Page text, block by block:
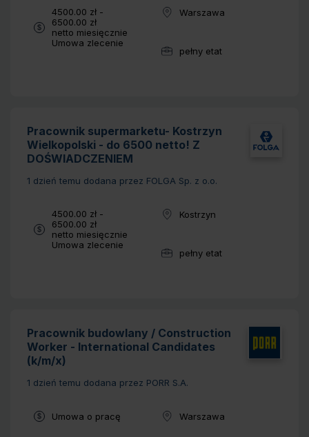
Wynagrodzenie:
4500.00 zł -
6500.00 zł
netto miesięcznie
Typ umowy:
Umowa zlecenie
Lokalizacja:
Warszawa
Wymiar pracy:
pełny etat
Pracownik supermarketu- Kostrzyn
Wielkopolski - do 6500 netto! Z
DOŚWIADCZENIEM
1 dzień temu dodana przez FOLGA Sp. z o.o.
Wynagrodzenie:
4500.00 zł -
6500.00 zł
netto miesięcznie
Typ umowy:
Umowa zlecenie
Lokalizacja:
Kostrzyn
Wymiar pracy:
pełny etat
Pracownik budowlany / Construction
Worker - International Candidates
(k/m/x)
1 dzień temu dodana przez PORR S.A.
Typ umowy:
Umowa o pracę Lokalizacja:
Warszawa